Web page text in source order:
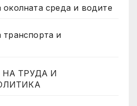
среда и водите
и
ТРУДА И